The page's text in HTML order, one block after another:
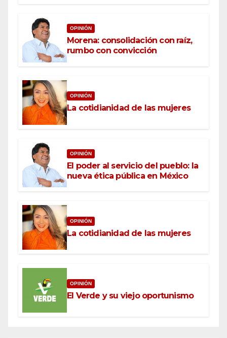
OPINIÓN
Morena: consolidación con raíz,
rumbo con convicción
OPINIÓN
La cotidianidad de las mujeres
OPINIÓN
El poder al servicio del pueblo: la
nueva ética pública en México
OPINIÓN
La cotidianidad de las mujeres
OPINIÓN
El Verde y su viejo oportunismo